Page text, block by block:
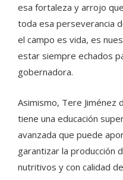
esa fortaleza y arrojo
toda esa perseverancia
el campo es vida, es
estar siempre echados
gobernadora.
Asimismo, Tere Jiménez
tiene una educación
avanzada que puede
garantizar la producción
nutritivos y con calidad